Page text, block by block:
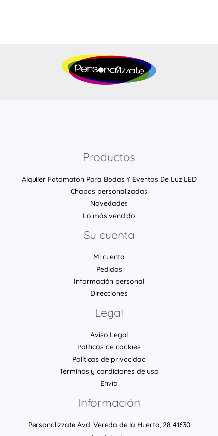
Productos
Alquiler Fotomatón Para Bodas Y Eventos De Luz LED
Chapas personalizadas
Novedades
Lo más vendido
Su cuenta
Mi cuenta
Pedidos
Información personal
Direcciones
Legal
Aviso Legal
Políticas de cookies
Políticas de privacidad
Términos y condiciones de uso
Envío
Información
Personalizzate Avd. Vereda de la Huerta, 28 41630